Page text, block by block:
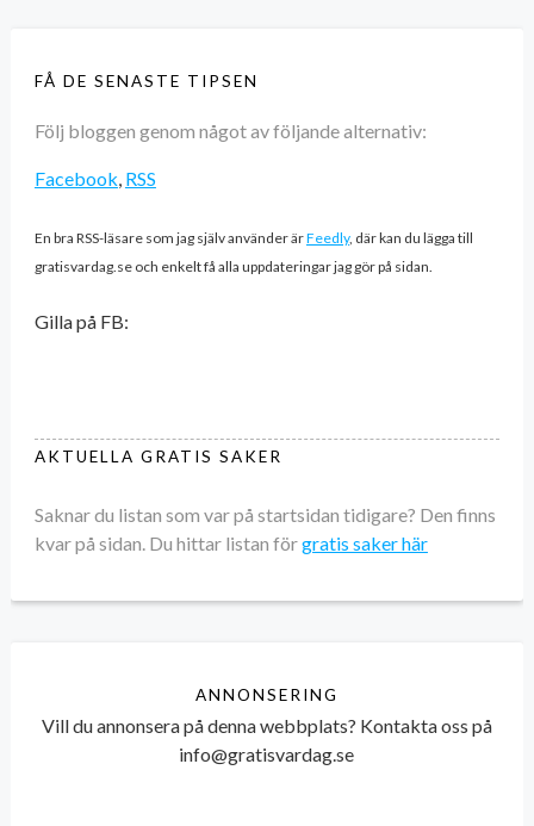
FÅ DE SENASTE TIPSEN
Följ bloggen genom något av följande alternativ:
Facebook RSS
En bra RSS-läsare som jag själv använder ärFeedly, där kan du lägga till
gratisvardag.se och enkelt få alla uppdateringar jag gör på sidan.
Gilla på FB:
AKTUELLA GRATIS SAKER
Saknar du listan som var på startsidan tidigare? Den finns
kvar på sidan. Du hittar listan förgratis saker här
ANNONSERING
Vill du annonsera på denna webbplats? Kontakta oss på
info@gratisvardag.se